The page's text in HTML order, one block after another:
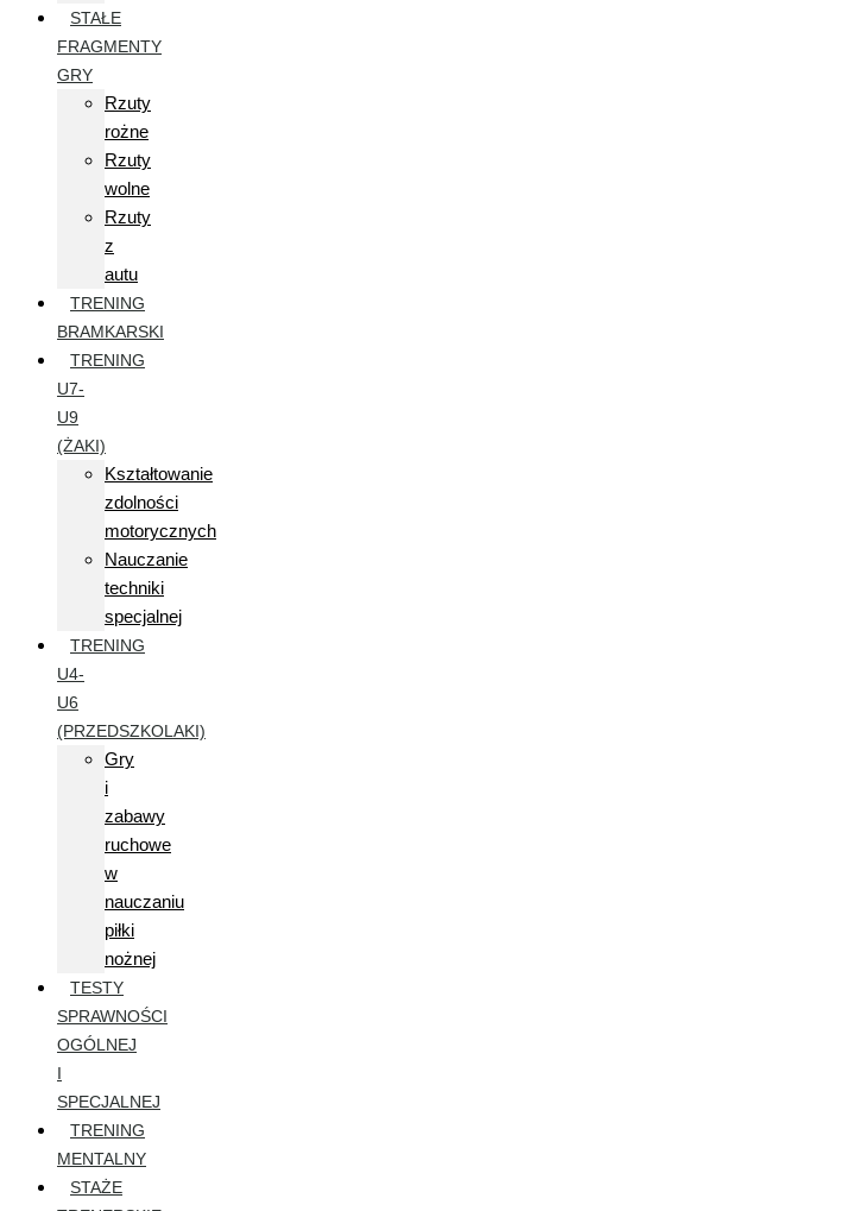
STAŁE
FRAGMENTY
GRY
Rzuty
rożne
Rzuty
wolne
Rzuty
z
autu
TRENING
BRAMKARSKI
TRENING
U7-
U9
(ŻAKI)
Kształtowanie
zdolności
motorycznych
Nauczanie
techniki
specjalnej
TRENING
U4-
U6
(PRZEDSZKOLAKI)
Gry
i
zabawy
ruchowe
w
nauczaniu
piłki
nożnej
TESTY
SPRAWNOŚCI
OGÓLNEJ
I
SPECJALNEJ
TRENING
MENTALNY
STAŻE